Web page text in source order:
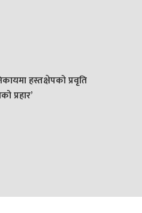
हस्तक्षेपको प्रवृति
प्रहार’